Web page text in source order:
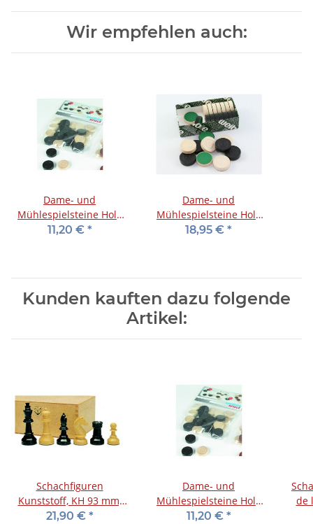
Wir empfehlen auch:
Dame- und
Mühlespielsteine Holz
schwarz, 28 mm
11,20 € *
Dame- und
Mühlespielsteine Holz
schwarz, 28 mm, mit Filz
18,95 € *
Kunden kauften dazu folgende
Artikel:
Schachfiguren
Kunststoff, KH 93 mm,
im Holzkasten
21,90 € *
Dame- und
Mühlespielsteine Holz
schwarz, 28 mm
11,20 € *
de